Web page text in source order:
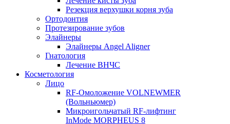
Резекция верхушки корня зуба
Ортодонтия
Протезирование зубов
Элайнеры
Элайнеры Angel Aligner
Гнатология
Лечение ВНЧС
Косметология
Лицо
RF-Омоложение VOLNEWMER
(Вольньюмер)
Микроигольчатый RF-лифтинг
InMode MORPHEUS 8